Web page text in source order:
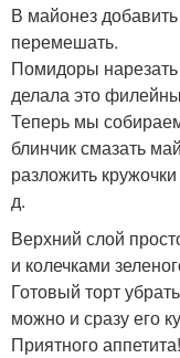
В майонез
перемешать.
Помидоры
делала это
Теперь мы
блинчик смазать
разложить
д.
Верхний слой
и колечками
Готовый торт
можно и сразу его
Приятного аппетита!